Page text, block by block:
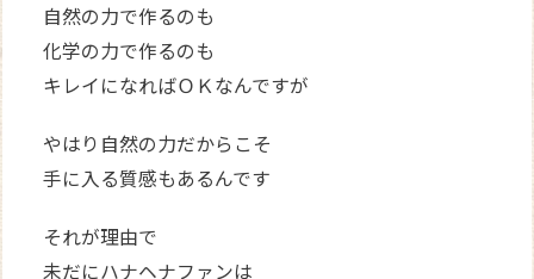
自然の力で作るのも
化学の力で作るのも
キレイになればＯＫなんですが
やはり自然の力だからこそ
手に入る質感もあるんです
それが理由で
未だにハナヘナファンは